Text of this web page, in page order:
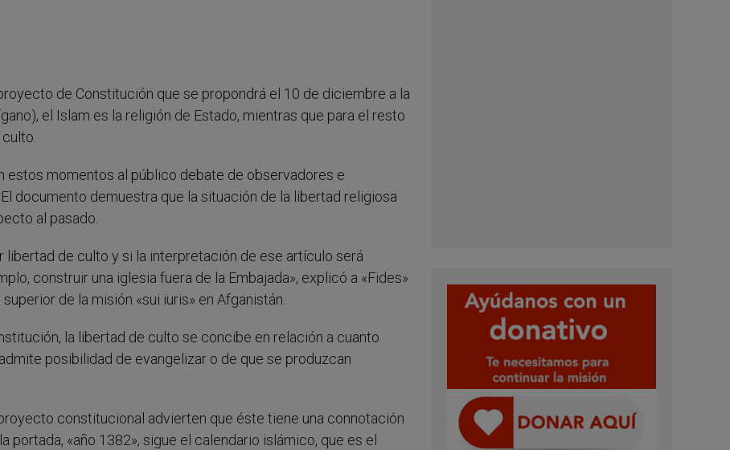
de Constitución que se propondrá el 10 de diciembre a la
el Islam es la religión de Estado, mientras que para el resto
momentos al público debate de observadores e
documento demuestra que la situación de la libertad religiosa
al pasado.
libertad de culto y si la interpretación de ese artículo será
construir una iglesia fuera de la Embajada», explicó a «Fides»
de la misión «sui iuris» en Afganistán.
la libertad de culto se concibe en relación a cuanto
posibilidad de evangelizar o de que se produzcan
constitucional advierten que éste tiene una connotación
portada, «año 1382», sigue el calendario islámico, que es el